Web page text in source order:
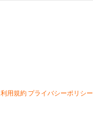
利用規約 プライバシーポリシー